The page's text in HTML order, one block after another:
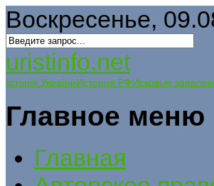
Воскресенье,
uristinfo.net
Історія УкраїниИстория РФИсковые
Главное меню
Главная